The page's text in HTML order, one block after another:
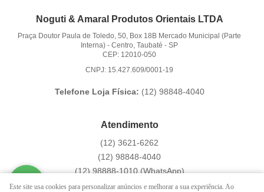
Noguti & Amaral Produtos Orientais LTDA
Praça Doutor Paula de Toledo, 50, Box 18B Mercado Municipal (Parte
Interna) -Centro, Taubaté -SP
CEP: 12010-050
CNPJ: 15.427.609/0001-19
Telefone Loja Física: (12) 98848-4040
Atendimento
(12) 3621-6262
(12) 98848-4040
(12)98888-1010(WhatsApp)
Segunda a Sexta das 9:00h às 16:00h
Este site usa cookies para personalizar anúncios e melhorar a sua experiência. Ao